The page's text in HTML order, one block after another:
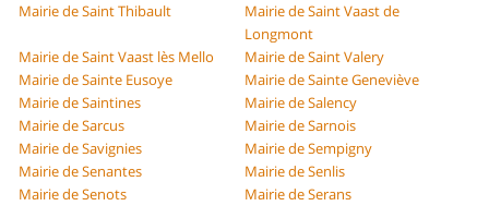
Mairie de Saint Thibault
Mairie de Saint Vaast de
Longmont
Mairie de Saint Vaast lès Mello
Mairie de Saint Valery
Mairie de Sainte Eusoye
Mairie de Sainte Geneviève
Mairie de Saintines
Mairie de Salency
Mairie de Sarcus
Mairie de Sarnois
Mairie de Savignies
Mairie de Sempigny
Mairie de Senantes
Mairie de Senlis
Mairie de Senots
Mairie de Serans